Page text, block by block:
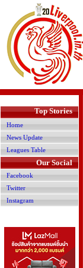
Top Stories
Home
News Update
Leagues Table
Our Social
Facebook
Twitter
Instagram